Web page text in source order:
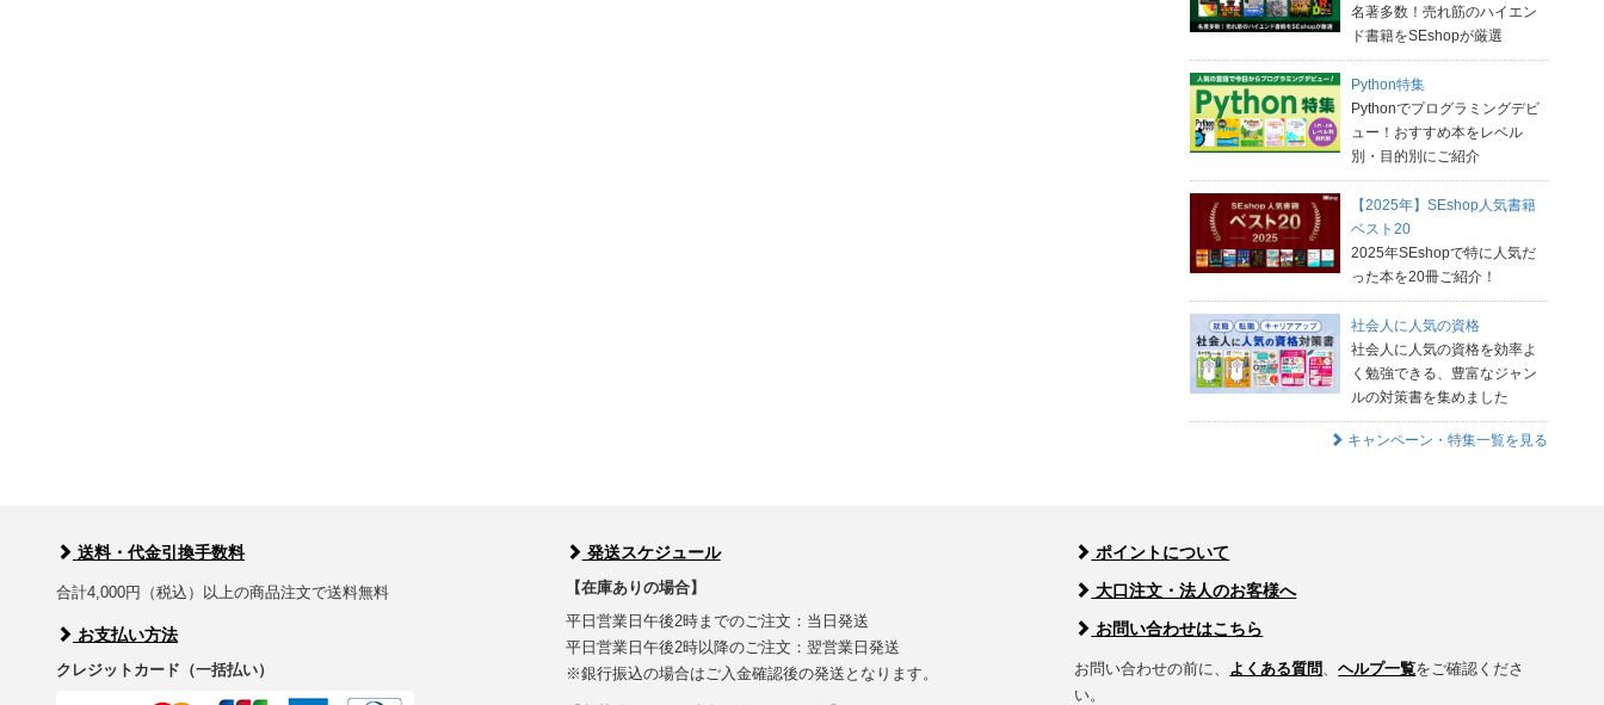
名著多数！売れ筋のハイエン
ド書籍をSEshopが厳選
Python特集
Pythonでプログラミングデビ
ュー！おすすめ本をレベル
別・目的別にご紹介
【2025年】SEshop人気書籍
ベスト20
2025年SEshopで特に人気だ
った本を20冊ご紹介！
社会人に人気の資格
社会人に人気の資格を効率よ
く勉強できる、豊富なジャン
ルの対策書を集めました
キャンペーン・特集一覧を見る
送料・代金引換手数料
合計4,000円（税込）以上の商品注文で送料無料
お支払い方法
クレジットカード（一括払い）
発送スケジュール
【在庫ありの場合】
平日営業日午後2時までのご注文：当日発送
平日営業日午後2時以降のご注文：翌営業日発送
※銀行振込の場合はご入金確認後の発送となります。
ポイントについて
大口注文・法人のお客様へ
お問い合わせはこちら
お問い合わせの前に、 よくある質問、ヘルプ一覧をご確認くださ
い。